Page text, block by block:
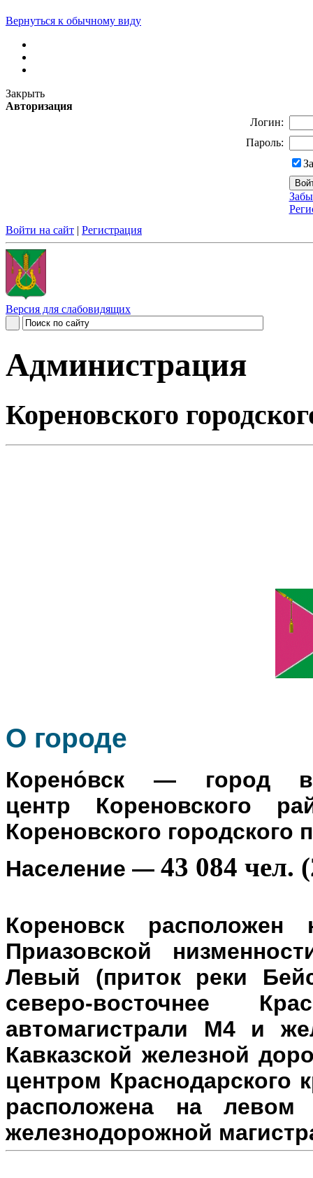
Вернуться к обычному виду
Закрыть
Авторизация
Логин:
Пароль:
Войти на сайт | Регистрация
Версия для слабовидящих
Администрация
Кореновского
О городе
Корено́вск — город в
центр Кореновского
Кореновского городского
Население — 43 084 чел.
Кореновск
Приазовской
Левый (приток реки
северо-восточнее
автомагистрали М4 и
Кавказской железной
центром Краснодарского
расположена на левом
железнодорожной